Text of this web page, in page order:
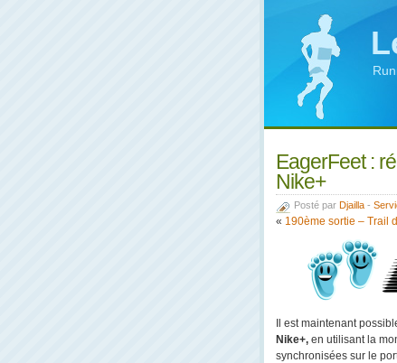
EagerFeet :
Nike+
Posté par Djailla -
« 190ème sortie – Trail
Il est maintenant
Nike+, en utilisant la
synchronisées sur le